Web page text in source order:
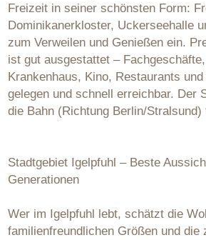
Freizeit in seiner schönsten Form:
Dominikanerkloster, Uckerseehalle
zum Verweilen und Genießen ein.
ist gut ausgestattet –
Krankenhaus, Kino, Restaurants
gelegen und schnell erreichbar. Der
die Bahn (Richtung Berlin/Stralsund)
Stadtgebiet Igelpfuhl – Beste
Generationen
Wer im Igelpfuhl lebt, schätzt die
familienfreundlichen Größen und die